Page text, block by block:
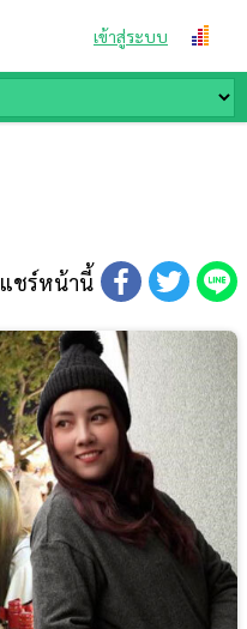
เข้าสู่ระบบ
แชร์หน้านี้